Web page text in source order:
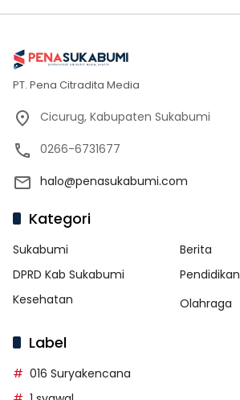
PT. Pena Citradita Media
Cicurug, Kabupaten Sukabumi
0266-6731677
halo@penasukabumi.com
Kategori
Sukabumi
Berita
DPRD Kab Sukabumi
Pendidikan
Kesehatan
Olahraga
Label
016 Suryakencana